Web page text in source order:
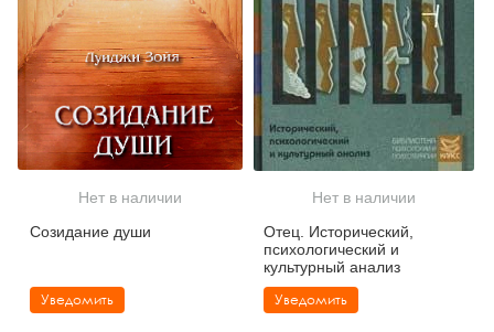
Нет в наличии
Созидание души
Уведомить
Нет в наличии
Отец. Исторический,
психологический и
культурный анализ
Уведомить